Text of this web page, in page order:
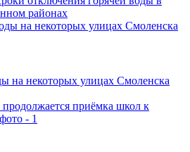
районах
на некоторых улицах Смоленска